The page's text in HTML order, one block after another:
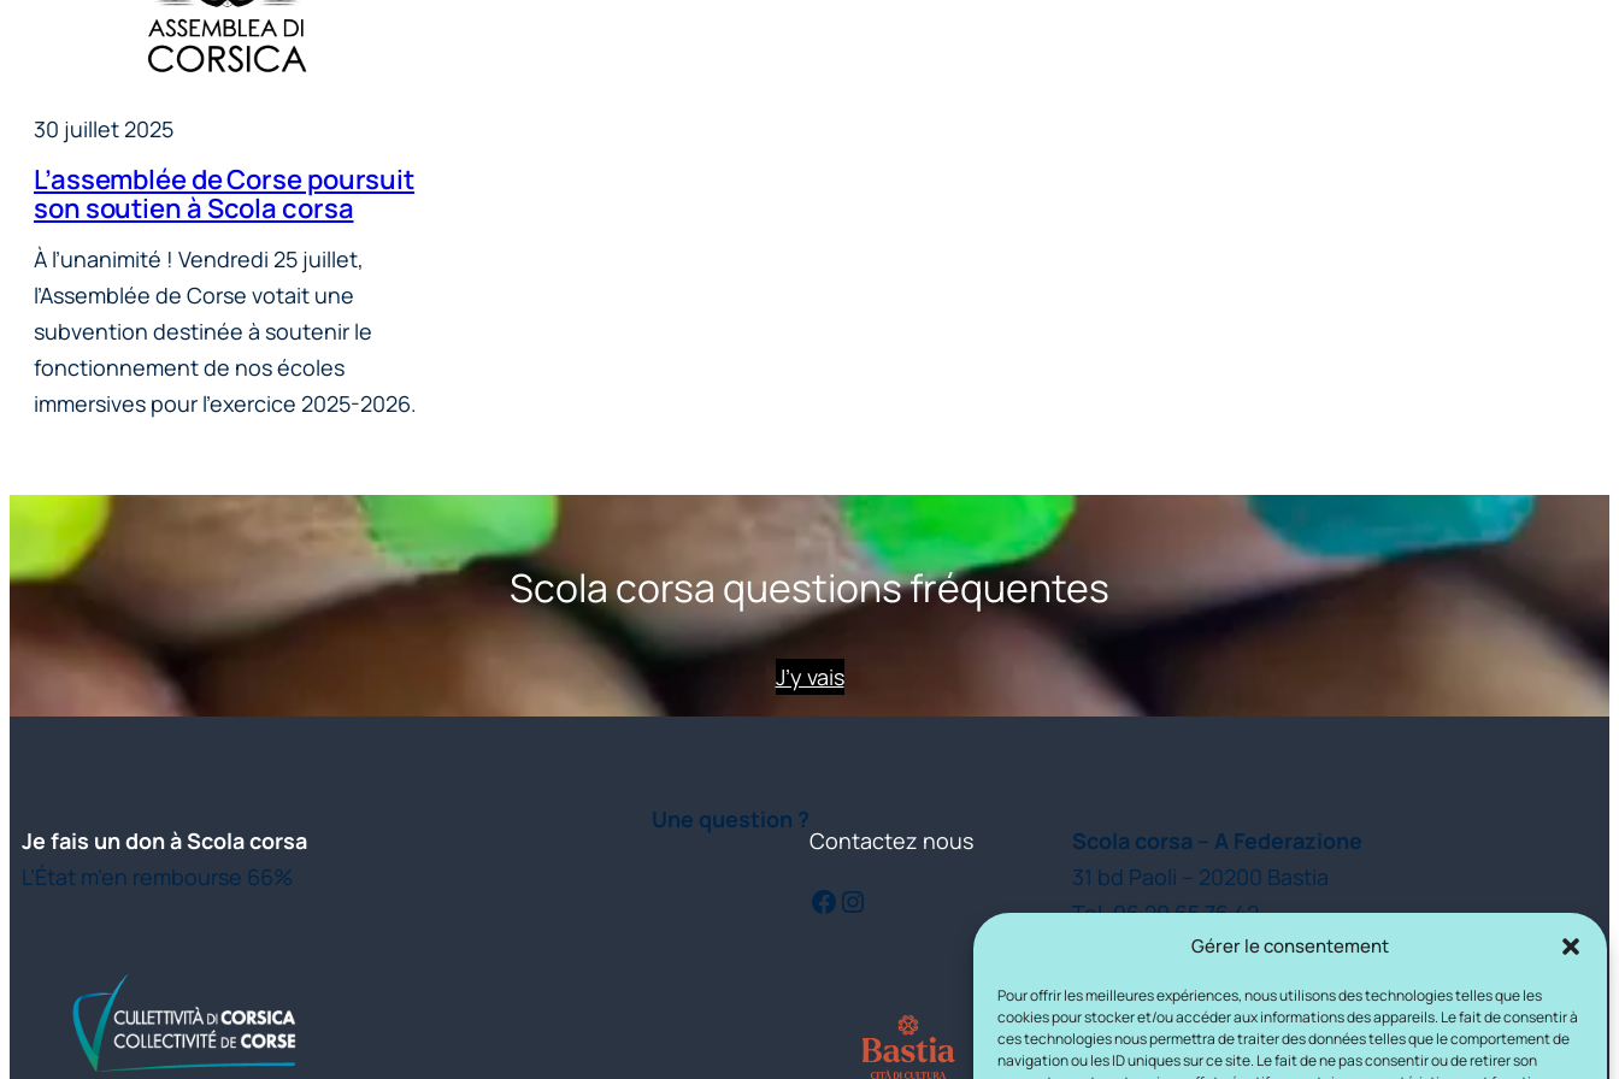
Gérer le consentement
Pour offrir les meilleures expériences, nous utilisons des technologies telles que les
cookies pour stocker et/ou accéder aux informations des appareils. Le fait de consentir à
ces technologies nous permettra de traiter des données telles que le comportement de
navigation ou les ID uniques sur ce site. Le fait de ne pas consentir ou de retirer son
30 juillet 2025
L’assemblée de Corse poursuit
son soutien à Scola corsa
À l’unanimité ! Vendredi 25 juillet,
l’Assemblée de Corse votait une
subvention destinée à soutenir le
fonctionnement de nos écoles
immersives pour l’exercice 2025-2026.
Scola corsa questions fréquentes
J’y vais
Je fais un don à Scola corsa
L’État m’en rembourse 66%
Une question ?
Contactez nous
Facebook Instagram
Scola corsa – A Federazione
31 bd Paoli – 20200 Bastia
Tel. 06 29 65 76 42